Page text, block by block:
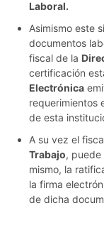
Laboral.
Asimismo este
documentos
fiscal de la
certificación
Electrónica
requerimientos
de esta
A su vez el
Trabajo, puede
mismo, la
la firma
de dicha